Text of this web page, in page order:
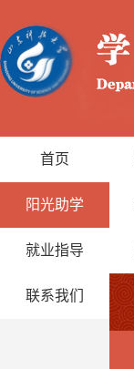
首页
阳光助学
就业指导
联系我们